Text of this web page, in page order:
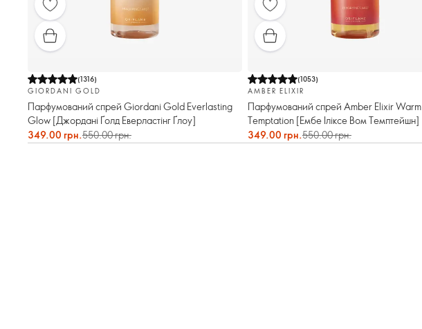
(1316)
GIORDANI GOLD
Парфумований спрей Giordani Gold Everlasting
Glow [Джордані Ґолд Еверластінг Ґлоу]
349.00 грн.550.00 грн.
(1053)
AMBER ELIXIR
Парфумований спрей Amber Elixir Warm
Temptation [Ембе Іліксе Вом Темптейшн]
349.00 грн.550.00 грн.